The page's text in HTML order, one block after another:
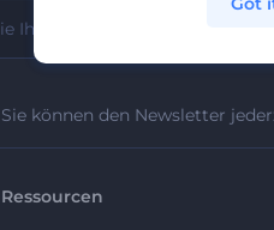
Sie können den Newsletter
Ressourcen